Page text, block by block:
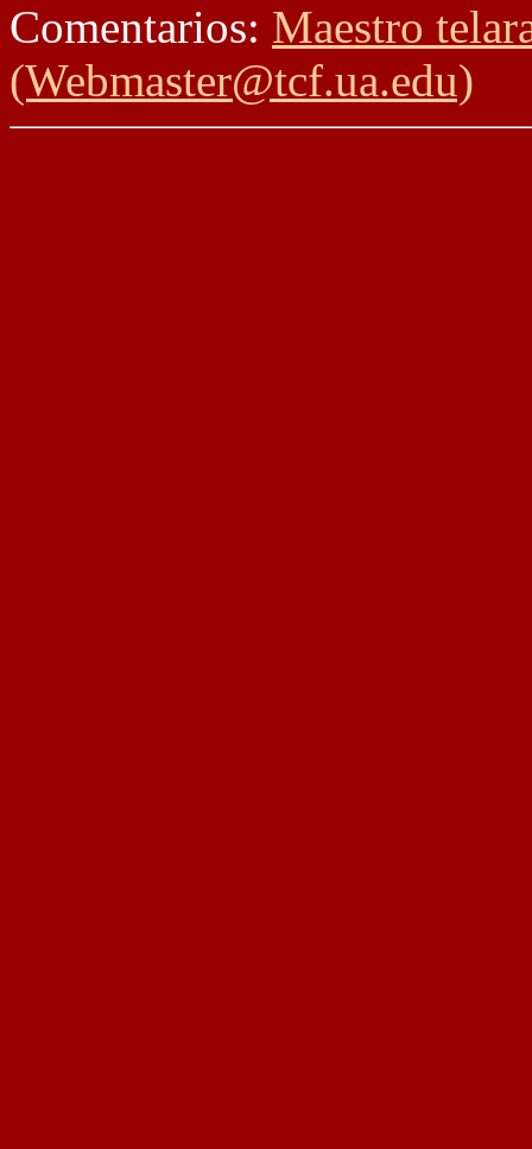
Comentarios: Maestro
(Webmaster@tcf.ua.edu)